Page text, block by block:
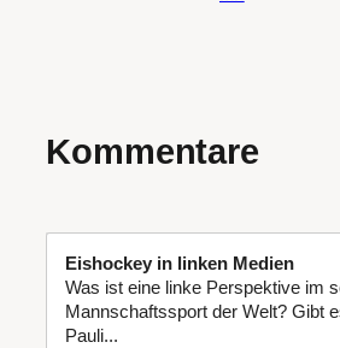
Kommentare
Eishockey in linken Medien
Was ist eine linke Perspektive im
Mannschaftssport der Welt? Gibt
Pauli...